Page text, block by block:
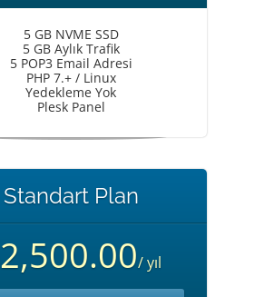
5 GB NVME SSD
5 GB Aylık Trafik
5 POP3 Email Adresi
PHP 7.+ / Linux
Yedekleme Yok
Plesk Panel
Standart Plan
/ yıl